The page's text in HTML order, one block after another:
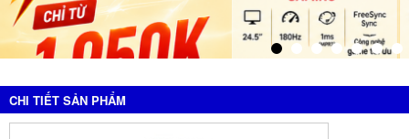
CHI TIẾT SẢN PHẨM